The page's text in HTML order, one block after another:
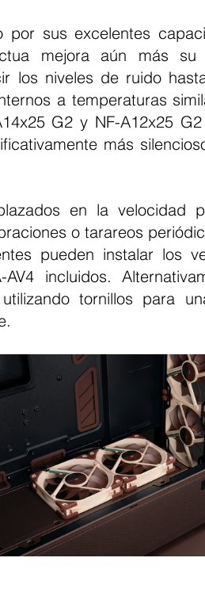
mejora aún más su
los niveles de ruido
a temperaturas
G2 y NF-A12x25
más
o tarareos
pueden instalar los
incluidos.
tornillos para